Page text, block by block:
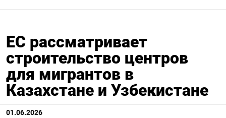
ЕС рассматривает
строительство центров
для мигрантов в
Казахстане и Узбекистане
01.06.2026